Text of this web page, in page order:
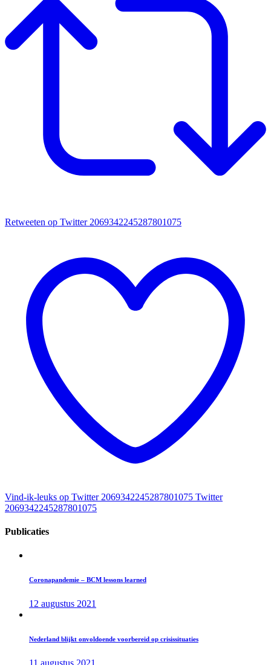
Retweeten op Twitter 2069342245287801075
Vind-ik-leuks op Twitter 2069342245287801075 Twitter
2069342245287801075
Publicaties
Coronapandemie – BCM lessons learned
12 augustus 2021
Nederland blijkt onvoldoende voorbereid op crisissituaties